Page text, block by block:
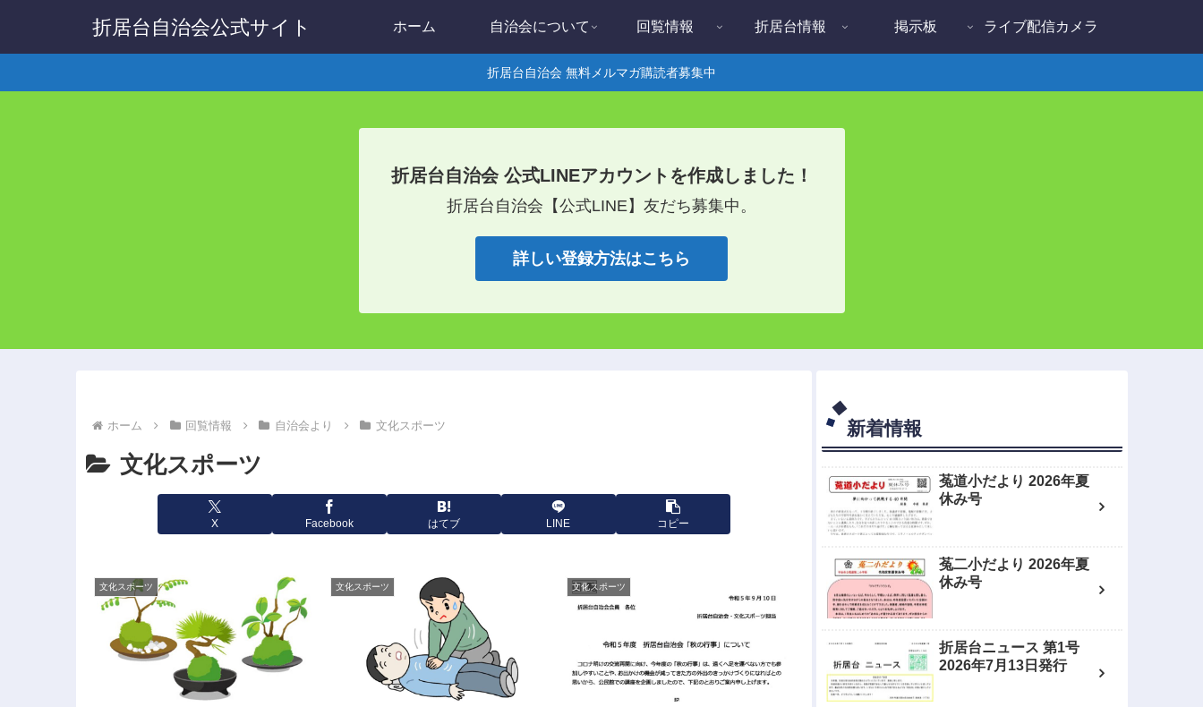
折居台自治会公式サイト ホーム 自治会について 回覧情報 折居台情報 掲示板 ライブ配信カメラ
折居台自治会 無料メルマガ購読者募集中
折居台自治会 公式LINEアカウントを作成しました！
折居台自治会【公式LINE】友だち募集中。
詳しい登録方法はこちら
ホーム 回覧情報 自治会より 文化スポーツ
文化スポーツ
X Facebook はてブ LINE コピー
文化スポーツ 文化スポーツ 文化スポーツ
新着情報
菟道小だより 2026年夏
休み号
菟二小だより 2026年夏
休み号
折居台ニュース 第1号
2026年7月13日発行